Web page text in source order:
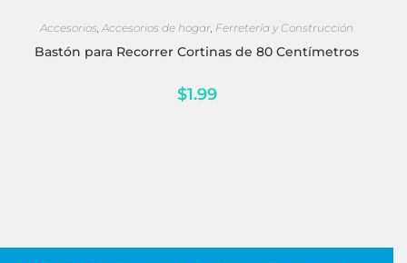
Accesorios, Accesorios de hogar, Ferretería y Construcción
Bastón para Recorrer Cortinas de 80 Centímetros
$1.99